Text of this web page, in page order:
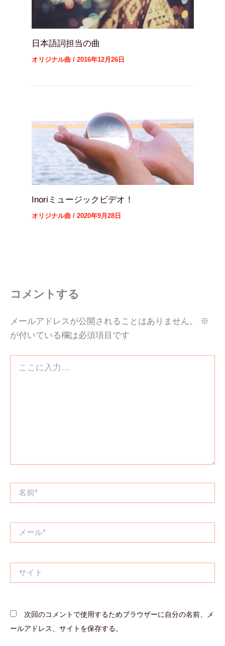
日本語詞担当の曲
オリジナル曲 / 2016年12月26日
Inoriミュージックビデオ！
オリジナル曲 / 2020年9月28日
コメントする
メールアドレスが公開されることはありません。
※
が付いている欄は必須項目です
次回のコメントで使用するためブラウザーに自分の名前、メ
ールアドレス、サイトを保存する。